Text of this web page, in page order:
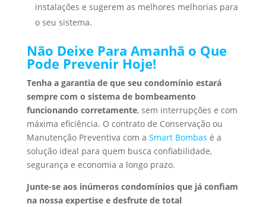
instalações e sugerem as melhores melhorias para
o seu sistema.
Não Deixe Para Amanhã o Que
Pode Prevenir Hoje!
Tenha a garantia de que seu condomínio estará
sempre com o sistema de bombeamento
funcionando corretamente, sem interrupções e com
máxima eficiência. O contrato de Conservação ou
Manutenção Preventiva com a Smart Bombas é a
solução ideal para quem busca confiabilidade,
segurança e economia a longo prazo.
Junte-se aos inúmeros condomínios que já confiam
na nossa expertise e desfrute de total